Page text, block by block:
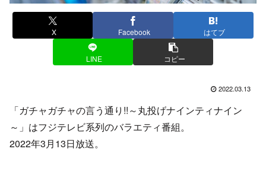
X Facebook はてブ
LINE コピー
2022.03.13
「ガチャガチャの言う通り!!～丸投げナインティナイン
～」はフジテレビ系列のバラエティ番組。
2022年3月13日放送。